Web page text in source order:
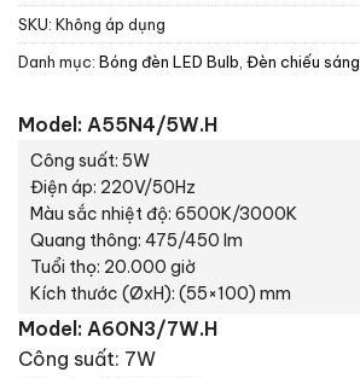
SKU: Không áp dụng
Danh mục: Bóng đèn LED Bulb Đèn chiếu sáng
Model: A55N4/5W.H
Công suất: 5W
Điện áp: 220V/50Hz
Màu sắc nhiệt độ: 6500K/3000K
Quang thông: 475/450 lm
Tuổi thọ: 20.000 giờ
Kích thước (ØxH): (55×100) mm
Model: A60N3/7W.H
Công suất: 7W